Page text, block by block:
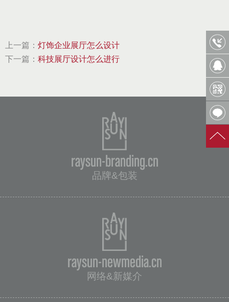
上一篇： 灯饰企业展厅怎么设计
下一篇： 科技展厅设计怎么进行
raysun-branding.cn
品牌&包装
raysun-newmedia.cn
网络&新媒介